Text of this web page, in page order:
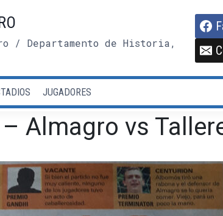
/ Departamento de Historia,
JUGADORES
Almagro vs